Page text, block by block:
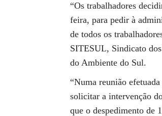
“Os trabalhadores
feira, para pedir à
de todos os
SITESUL, Sindicato
do Ambiente do Sul.
“Numa reunião
solicitar a intervenção
que o despedimento de